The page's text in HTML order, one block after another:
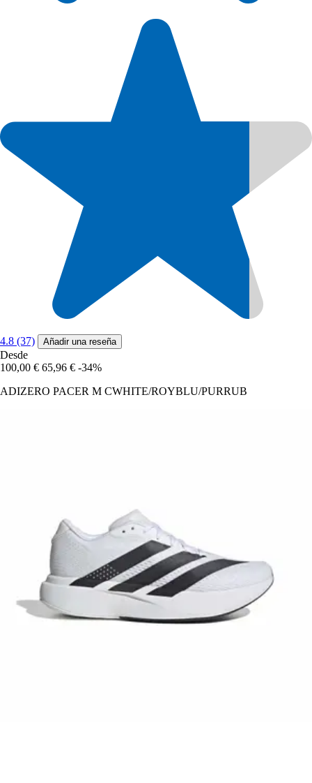
4.8 (37) Añadir una reseña
Desde
100,00 € 65,96 € -34%
ADIZERO PACER M CWHITE/ROYBLU/PURRUB